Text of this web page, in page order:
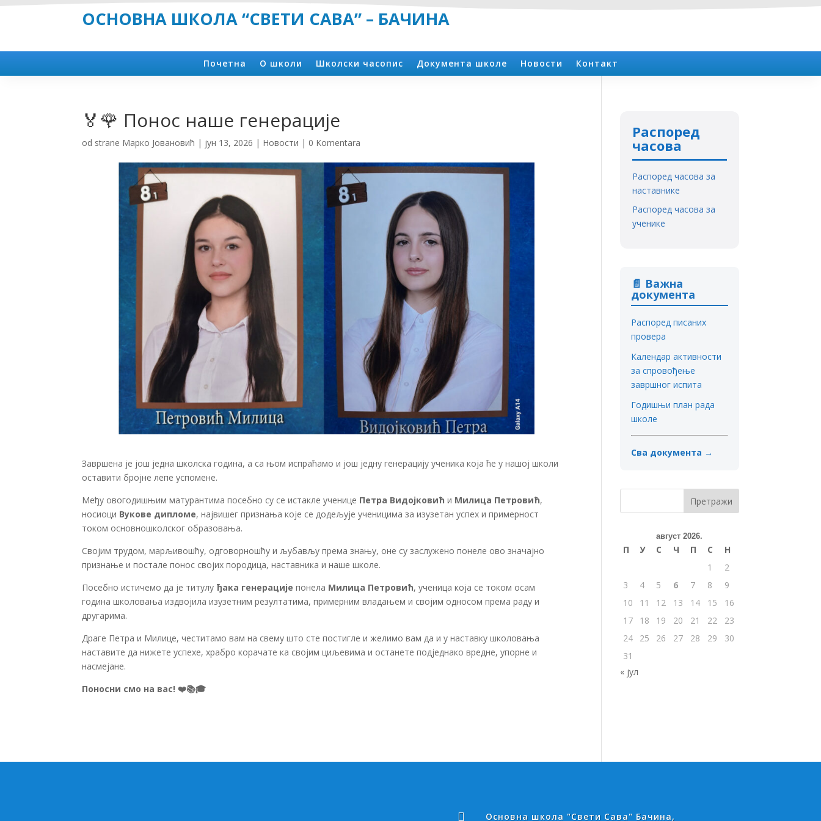
ОСНОВНА ШКОЛА “СВЕТИ САВА” – БАЧИНА
Почетна О школи Школски часопис Документа школе Новости Контакт
🏅🌹 Понос наше генерације
od strane Марко Јовановић | јун 13, 2026 | Новости | 0 Komentara
Завршена је још једна школска година, а са њом испраћамо и још једну генерацију ученика која ће у нашој школи
оставити бројне лепе успомене.
Међу овогодишњим матурантима посебно су се истакле ученице Петра Видојковић и Милица Петровић,
носиоци Вукове дипломе, највишег признања које се додељује ученицима за изузетан успех и примерност
током основношколског образовања.
Својим трудом, марљивошћу, одговорношћу и љубављу према знању, оне су заслужено понеле ово значајно
признање и постале понос својих породица, наставника и наше школе.
Посебно истичемо да је титулу ђака генерације понела Милица Петровић, ученица која се током осам
година школовања издвојила изузетним резултатима, примерним владањем и својим односом према раду и
другарима.
Драге Петра и Милице, честитамо вам на свему што сте постигле и желимо вам да и у наставку школовања
наставите да нижете успехе, храбро корачате ка својим циљевима и останете подједнако вредне, упорне и
насмејане.
Поносни смо на вас! ❤️📚🎓
Распоред
часова
Распоред часова за
наставнике
Распоред часова за
ученике
📄 Важна
документа
Распоред писаних
провера
Календар активности
за спровођење
завршног испита
Годишњи план рада
школе
Сва документа →
август 2026.
П У С Ч П С
Н
1
2
3
4 5 6 7 8
9
10
11 12 13 14 15
16
17
18 19 20 21 22
23
24
25 26 27 28 29
30
31
« јул
 Основна школа "Свети Сава" Бачина,